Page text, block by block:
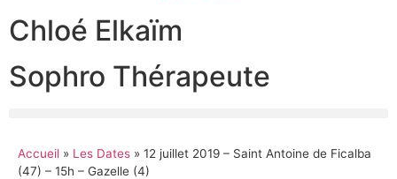
Chloé Elkaïm
Sophro Thérapeute
Accueil » Les Dates » 12 juillet 2019 – Saint Antoine de Ficalba
(47) – 15h – Gazelle (4)